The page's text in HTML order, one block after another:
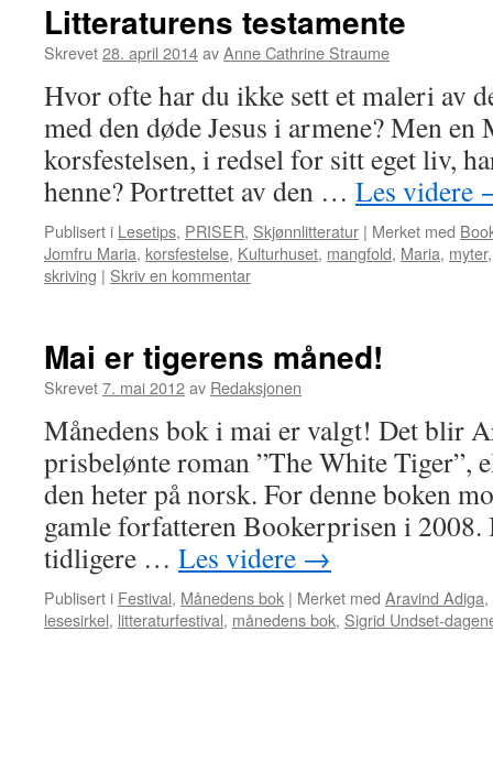
Litteraturens testamente
Skrevet28. april 2014avAnne Cathrine Straume
Hvor ofte har du ikke sett et maleri av
med den døde Jesus i armene? Men
korsfestelsen, i redsel for sitt eget liv,
henne? Portrettet av den … Les videre
Publisert i Lesetips, PRISER, Skjønnlitteratur | Merket med
Jomfru Maria, korsfestelse, Kulturhuset, mangfold, Maria, myter
skriving | Skriv en kommentar
Mai er tigerens måned!
Skrevet7. mai 2012av Redaksjonen
Månedens bok i mai er valgt! Det blir
prisbelønte roman ”The White Tiger”,
den heter på norsk. For denne boken
gamle forfatteren Bookerprisen i 2008.
tidligere … Les videre →
Publisert i Festival, Månedens bok | Merket med Aravind Adiga,
lesesirkel, litteraturfestival, månedens bok, Sigrid Undset-